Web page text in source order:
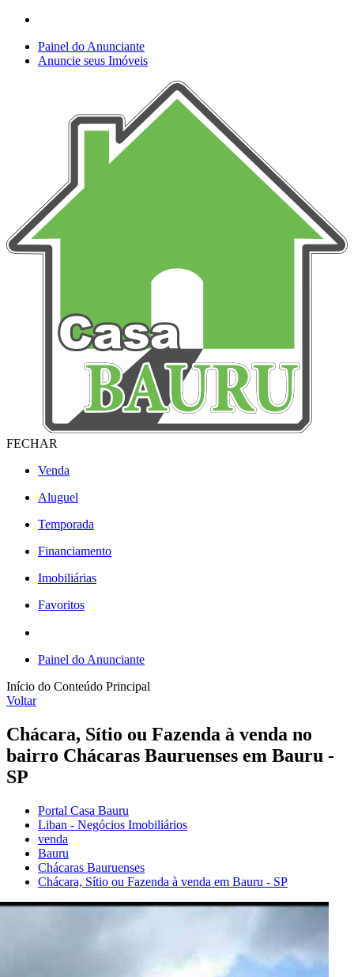
Painel do Anunciante
Anuncie seus Imóveis
FECHAR
Venda
Aluguel
Temporada
Financiamento
Imobiliárias
Favoritos
Painel do Anunciante
Início do Conteúdo Principal
Voltar
Chácara, Sítio ou Fazenda à venda no
bairro Chácaras Bauruenses em Bauru -
SP
Portal Casa Bauru
Liban - Negócios Imobiliários
venda
Bauru
Chácaras Bauruenses
Chácara, Sítio ou Fazenda à venda em Bauru - SP